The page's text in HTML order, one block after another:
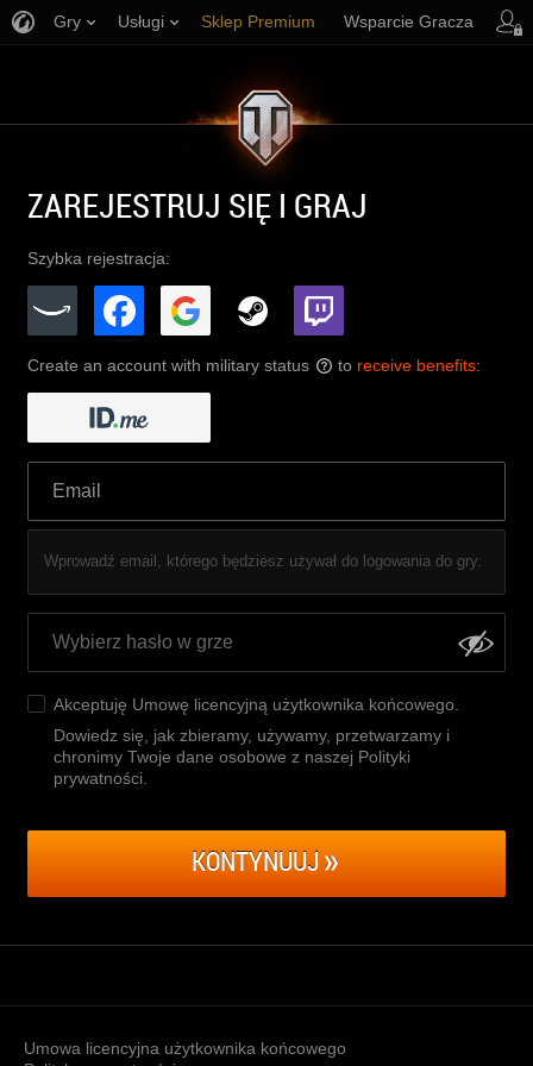
Gry Usługi Sklep Premium Wsparcie Gracza
ZAREJESTRUJ SIĘ I GRAJ
Szybka rejestracja:
Create an account with military status ? to receive benefits:
Wprowadź email, którego będziesz używał do logowania do gry.
Akceptuję Umowę licencyjną użytkownika końcowego
Dowiedz się, jak zbieramy, używamy, przetwarzamy i
chronimy Twoje dane osobowe z naszej Polityki
prywatności
KONTYNUUJ
Umowa licencyjna użytkownika końcowego